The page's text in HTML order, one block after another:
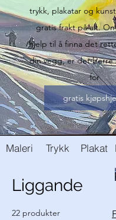
trykk, plakatar og
gratis frakt på alt.
hjelp til å finna det
din vegg, er det berre
for
gratis
Maleri Trykk Plakat
Liggande
22 produkter